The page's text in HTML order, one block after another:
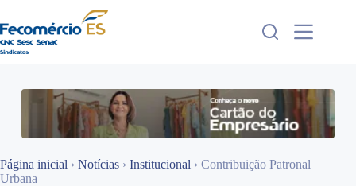
para
o
conteúdo
Página inicial › Notícias › Institucional › Contribuição Patronal
Urbana